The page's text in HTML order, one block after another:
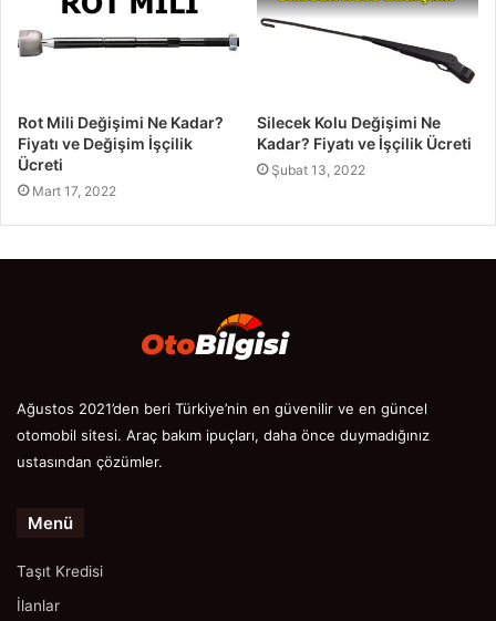
Rot Mili Değişimi Ne Kadar?
Fiyatı ve Değişim İşçilik
Ücreti
Mart 17, 2022
Silecek Kolu Değişimi Ne
Kadar? Fiyatı ve İşçilik Ücreti
Şubat 13, 2022
Ağustos 2021’den beri Türkiye’nin en güvenilir ve en güncel
otomobil sitesi. Araç bakım ipuçları, daha önce duymadığınız
ustasından çözümler.
Menü
Taşıt Kredisi
İlanlar